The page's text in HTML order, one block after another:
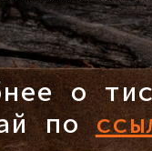
о
по